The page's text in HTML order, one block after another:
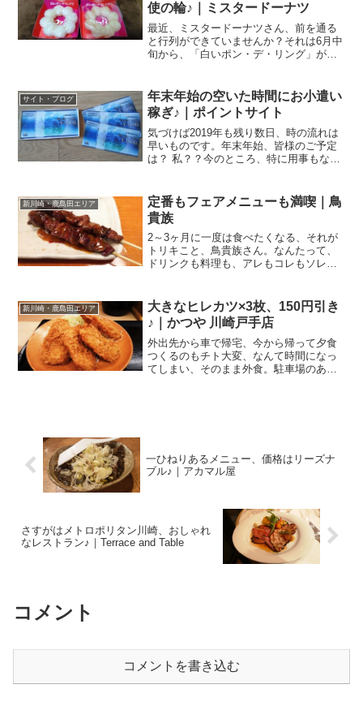
使の輪♪｜ミスタードーナツ
最近、ミスタードーナツさん、前を通る
と行列ができていませんか？それは6月中
旬から、「白いポン・デ・リング」が発
しまーす。行列・売り切れ続出ミスター
ドーナツさん、私、多様...
サイト・ブログ
年末年始の空いた時間にお小遣い
稼ぎ♪｜ポイントサイト
気づけば2019年も残り数日、時の流れは
早いものです。年末年始、皆様のご予定
は？ 私？？今のところ、特に用事もない
て、片付けられない女なのですが、私っ
て今日が仕事納めな...
新川崎・鹿島田エリア
定番もフェアメニューも満喫｜鳥
貴族
2～3ヶ月に一度は食べたくなる、それが
トリキこと、鳥貴族さん。なんたって、
ドリンクも料理も、アレもコレもソレ
の仕事帰りに相方さんと合流して行った
先は．．．鳥貴族 元住...
新川崎・鹿島田エリア
大きなヒレカツ×3枚、150円引き
♪｜かつや 川崎戸手店
外出先から車で帰宅、今から帰って夕食
つくるのもチト大変、なんて時間になっ
てしまい、そのまま外食。駐車場のある
一ひねりあるメニュー、価格はリーズナ
ブル♪｜アカマル屋
さすがはメトロポリタン川崎、おしゃれ
なレストラン♪｜Terrace and Table
コメント
コメントを書き込む